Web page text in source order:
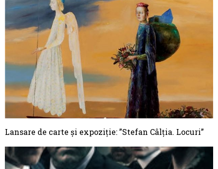
Lansare de carte și expoziție: ”Stefan Câlţia. Locuri”